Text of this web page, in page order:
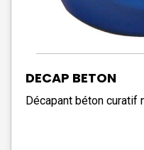
DECAP BETON
Décapant béton curatif